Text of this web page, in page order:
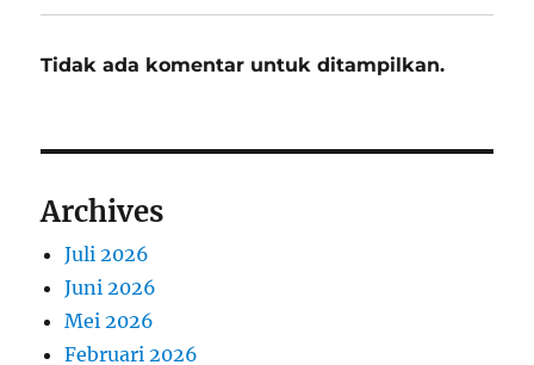
Tidak ada komentar untuk ditampilkan.
Archives
Juli 2026
Juni 2026
Mei 2026
Februari 2026